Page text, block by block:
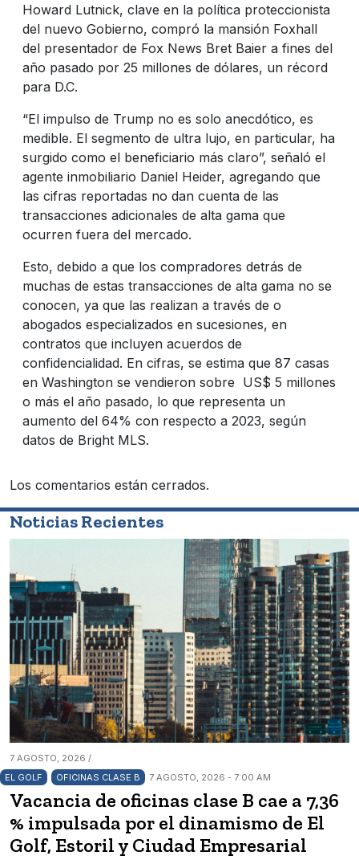
Howard Lutnick, clave en la política proteccionista
del nuevo Gobierno, compró la mansión Foxhall
del presentador de Fox News Bret Baier a fines del
año pasado por 25 millones de dólares, un récord
para D.C.
“El impulso de Trump no es solo anecdótico, es
medible. El segmento de ultra lujo, en particular, ha
surgido como el beneficiario más claro”, señaló el
agente inmobiliario Daniel Heider, agregando que
las cifras reportadas no dan cuenta de las
transacciones adicionales de alta gama que
ocurren fuera del mercado.
Esto, debido a que los compradores detrás de
muchas de estas transacciones de alta gama no se
conocen, ya que las realizan a través de o
abogados especializados en sucesiones, en
contratos que incluyen acuerdos de
confidencialidad. En cifras, se estima que 87 casas
en Washington se vendieron sobre US$ 5 millones
o más el año pasado, lo que representa un
aumento del 64% con respecto a 2023, según
datos de Bright MLS.
Los comentarios están cerrados.
Noticias Recientes
7 AGOSTO, 2026 /
EL GOLF
OFICINAS CLASE B 7 AGOSTO, 2026 - 7:00 AM
Vacancia de oficinas clase B cae a 7,36
% impulsada por el dinamismo de El
Golf, Estoril y Ciudad Empresarial